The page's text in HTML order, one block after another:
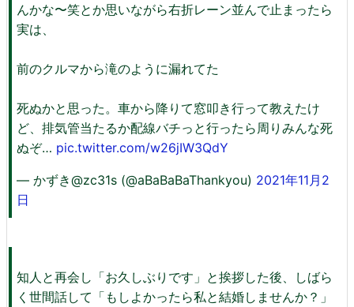
んかな〜笑とか思いながら右折レーン並んで止まったら
実は、
前のクルマから滝のように漏れてた
死ぬかと思った。車から降りて窓叩き行って教えたけ
ど、排気管当たるか配線バチっと行ったら周りみんな死
ぬぞ… pic.twitter.com/w26jIW3QdY
— かずき@zc31s (@aBaBaBaThankyou) 2021年11月2
日
知人と再会し「お久しぶりです」と挨拶した後、しばら
く世間話して「もしよかったら私と結婚しませんか？」